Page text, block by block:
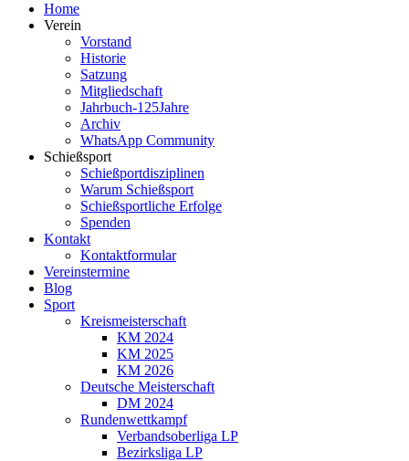
Home
Verein
Vorstand
Historie
Satzung
Mitgliedschaft
Jahrbuch-125Jahre
Archiv
WhatsApp Community
Schießsport
Schießportdisziplinen
Warum Schießsport
Schießsportliche Erfolge
Spenden
Kontakt
Kontaktformular
Vereinstermine
Blog
Sport
Kreismeisterschaft
KM 2024
KM 2025
KM 2026
Deutsche Meisterschaft
DM 2024
Rundenwettkampf
Verbandsoberliga LP
Bezirksliga LP